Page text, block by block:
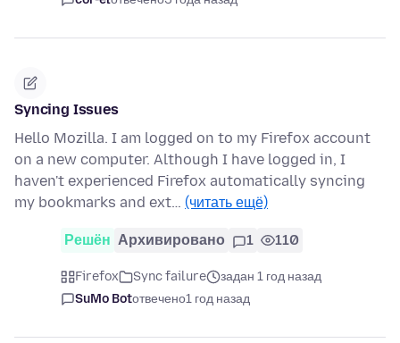
Syncing Issues
Hello Mozilla. I am logged on to my Firefox account
on a new computer. Although I have logged in, I
haven't experienced Firefox automatically syncing
my bookmarks and ext… (читать ещё)
Решён Архивировано 1 110
Firefox Sync failure
задан 1 год назад
SuMo Botотвечено1 год назад